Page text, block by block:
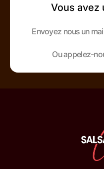
Vous avez
Envoyez nous un
Ou appelez-